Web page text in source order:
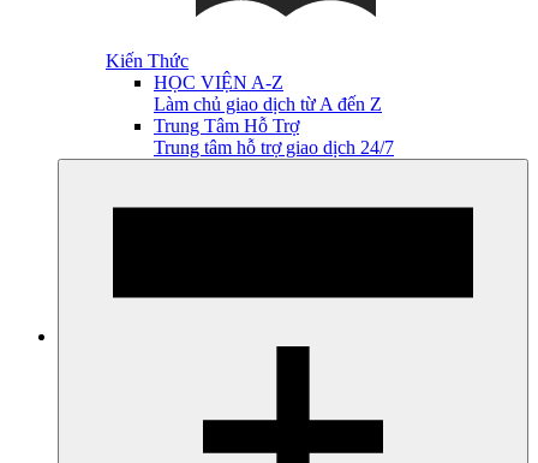
Kiến Thức
HỌC VIỆN A-Z
Làm chủ giao dịch từ A đến Z
Trung Tâm Hỗ Trợ
Trung tâm hỗ trợ giao dịch 24/7